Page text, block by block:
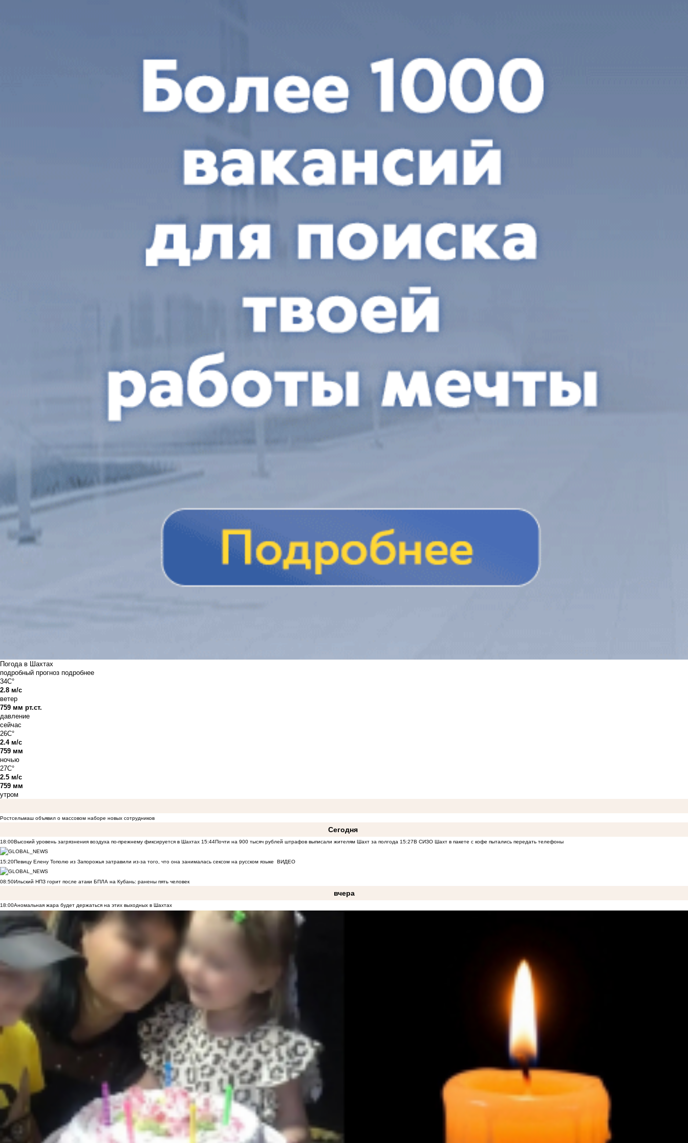
Погода в Шахтах
подробный прогноз подробнее
34C°
2.8 м/с
ветер
759 мм рт.ст.
давление
сейчас
26C°
2.4 м/с
759 мм
ночью
27C°
2.5 м/с
759 мм
утром
Ростсельмаш объявил о массовом наборе новых сотрудников
Сегодня
18:00Высокий уровень загрязнения воздуха по-прежнему фиксируется в Шахтах 15:44Почти на 900 тысяч рублей штрафов выписали жителям Шахт за полгода 15:27В СИЗО Шахт в пакете с кофе пытались передать телефоны
15:20Певицу Елену Тополю из Запорожья затравили из-за того, что она занималась сексом на русском языке ВИДЕО
08:50Ильский НПЗ горит после атаки БПЛА на Кубань: ранены пять человек
вчера
18:00Аномальная жара будет держаться на этих выходных в Шахтах